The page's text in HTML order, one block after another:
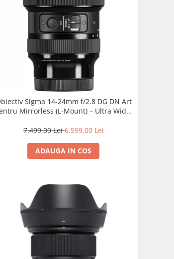
Sigma 14-24mm f/2.8 DG DN Art
Mirrorless (L-Mount) – Ultra Wide,
7.499,00 Lei6.599,00 Lei
ADAUGA IN COS